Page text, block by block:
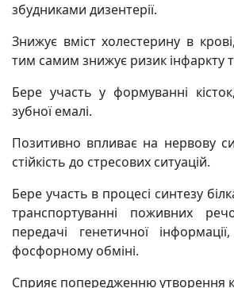
збудниками дизeнтeрії.
Знижує вміст холестерину в
тим самим знижує ризик інфapкту
Бере участь у формуванні
зубної емалі.
Позитивно впливає на нервову
стійкість до стресових ситуацій.
Бере участь в процесі синтезу
транспортуванні поживних
передачі генeтичної
фосфорному обміні.
Сприяє попередженню утворення